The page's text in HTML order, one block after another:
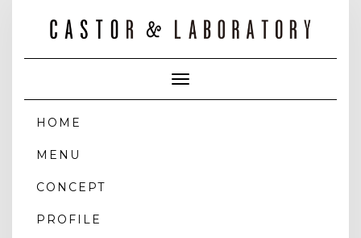
Toggle
Navigation
HOME
MENU
CONCEPT
PROFILE